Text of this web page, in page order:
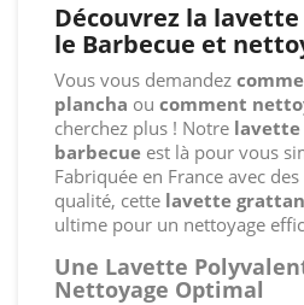
Découvrez la
le Barbecue et
Vous vous demandez
plancha ou comment
cherchez plus ! Notre lavette
barbecue est là pour vous
Fabriquée en France avec
qualité, cette lavette
ultime pour un nettoyage
Une Lavette
Nettoyage Optimal